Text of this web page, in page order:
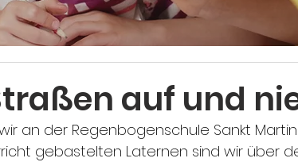
auf und
an der Regenbogenschule Sankt
gebastelten Laternen sind wir über